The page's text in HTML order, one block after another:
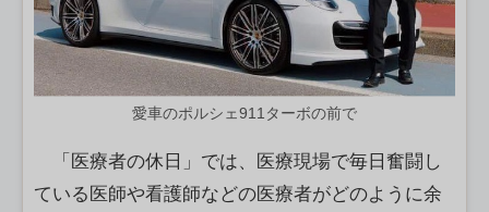
愛車のポルシェ911ターボの前で
「医療者の休日」では、医療現場で毎日奮闘し
ている医師や看護師などの医療者がどのように余